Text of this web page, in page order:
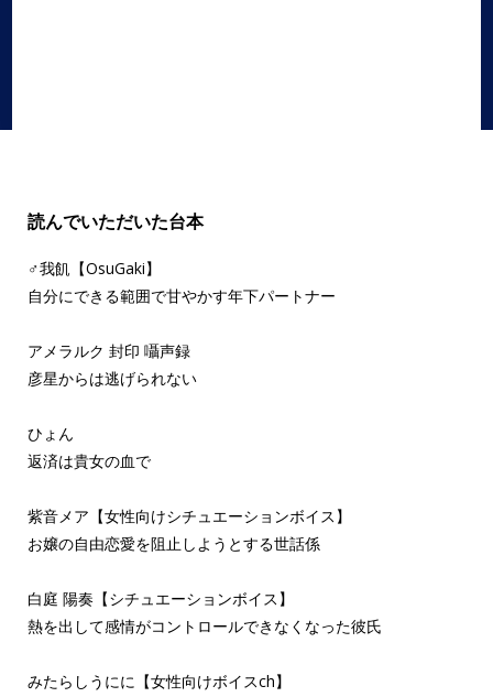
読んでいただいた台本
♂我飢【OsuGaki】
自分にできる範囲で甘やかす年下パートナー
アメラルク 封印 囁声録
彦星からは逃げられない
ひょん
返済は貴女の血で
紫音メア【女性向けシチュエーションボイス】
お嬢の自由恋愛を阻止しようとする世話係
白庭 陽奏【シチュエーションボイス】
熱を出して感情がコントロールできなくなった彼氏
みたらしうにに【女性向けボイスch】